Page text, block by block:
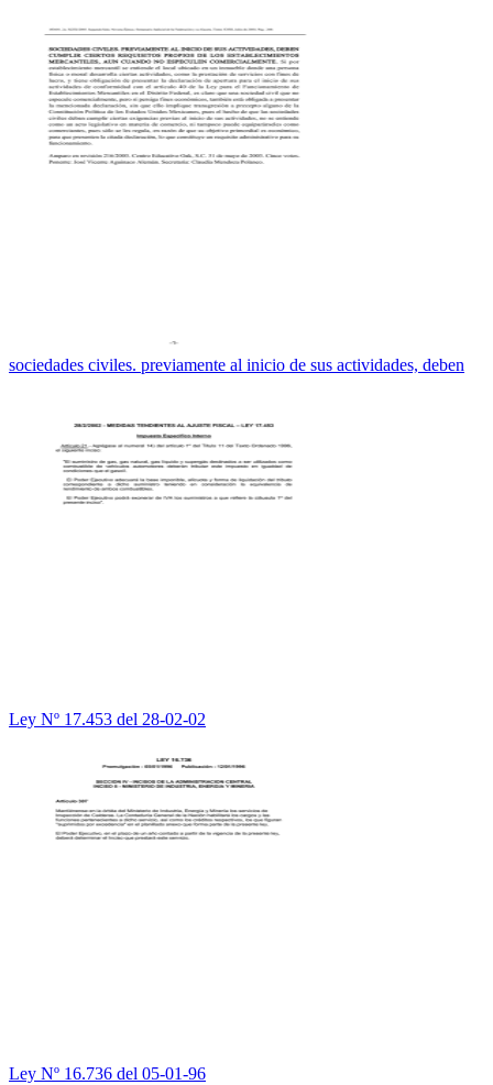
sociedades civiles. previamente al inicio de sus actividades, deben
Ley Nº 17.453 del 28-02-02
Ley Nº 16.736 del 05-01-96